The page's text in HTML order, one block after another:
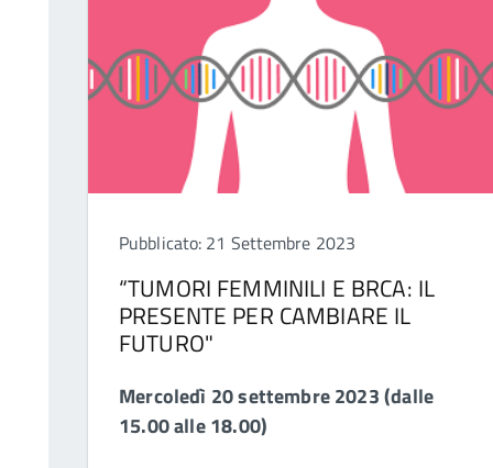
Pubblicato: 21 Settembre 2023
“TUMORI FEMMINILI E BRCA: IL
PRESENTE PER CAMBIARE IL
FUTURO"
Mercoledì 20 settembre 2023 (dalle
15.00 alle 18.00)